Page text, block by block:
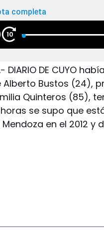
completa
10
DIARIO DE CUYO
Bustos (24),
Quinteros (85),
se supo que
en el 2012 y